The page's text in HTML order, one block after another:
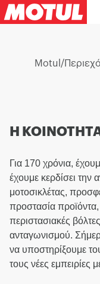
Motul /
Η
Για 170 χρόνια,
έχουμε κερδίσει την
μοτοσικλέτας,
προστασία προϊόντα,
περιστασιακές
ανταγωνισμού.
να υποστηρίξουμε
τους νέες